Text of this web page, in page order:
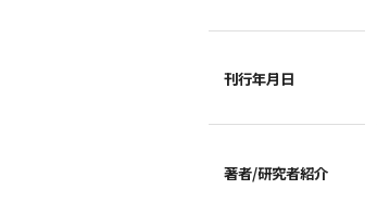
刊行年月日
著者/研究者紹介